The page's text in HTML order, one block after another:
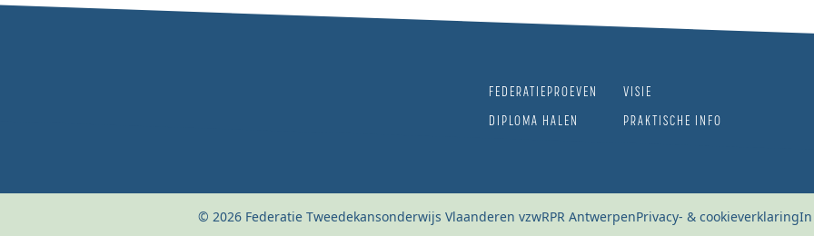
FEDERATIEPROEVEN
VISIE
DIPLOMA HALEN
PRAKTISCHE INFO
© 2026 Federatie Tweedekansonderwijs Vlaanderen vzwRPR AntwerpenPrivacy- & cookieverklaringIn